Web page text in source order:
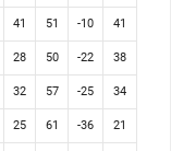
41 51 -10 41
28 50 -22 38
32 57 -25 34
25 61 -36 21